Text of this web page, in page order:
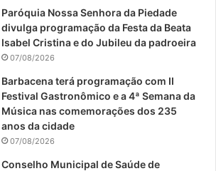
b
o
k
u
b
a
g
a
Paróquia Nossa Senhora da Piedade
divulga programação da Festa da Beata
Isabel Cristina e do Jubileu da padroeira
07/08/2026
Barbacena terá programação com II
Festival Gastronômico e a 4ª Semana da
Música nas comemorações dos 235
anos da cidade
07/08/2026
Conselho Municipal de Saúde de